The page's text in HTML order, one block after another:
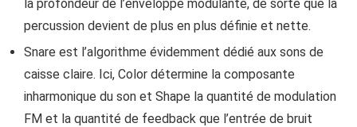
la profondeur de l’enveloppe modulante, de sorte que la
percussion devient de plus en plus définie et nette.
Snare est l’algorithme évidemment dédié aux sons de
caisse claire. Ici, Color détermine la composante
inharmonique du son et Shape la quantité de modulation
FM et la quantité de feedback que l’entrée de bruit